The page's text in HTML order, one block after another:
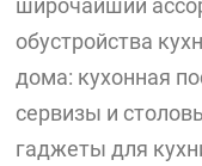
широчайший
обустройства
дома: кухонная
сервизы и
гаджеты для